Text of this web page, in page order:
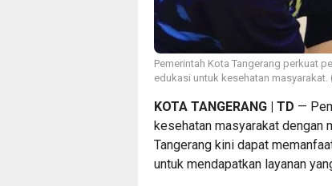
Pemerintah Kota Tangerang perkuat
edukasi untuk kesehatan
KOTA TANGERANG | TD —
kesehatan masyarakat dengan
Tangerang kini dapat
untuk mendapatkan layanan